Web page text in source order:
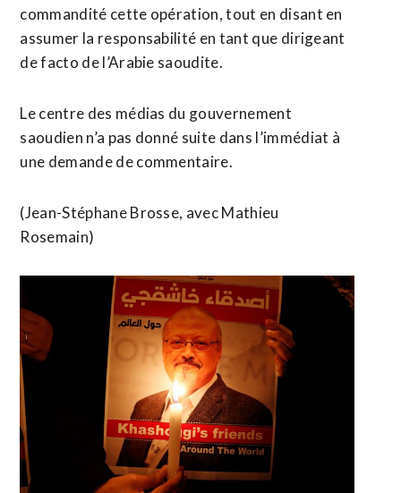
commandité cette opération, tout en disant en
assumer la responsabilité en tant que ⁠dirigeant
de facto de l’Arabie saoudite.
Le centre des médias du gouvernement
saoudien n’a pas donné suite ​dans l’immédiat à
une demande de commentaire.
(Jean-Stéphane ​Brosse, avec Mathieu
Rosemain)